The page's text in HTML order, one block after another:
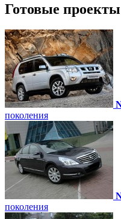
Готовые проекты
поколения
поколения